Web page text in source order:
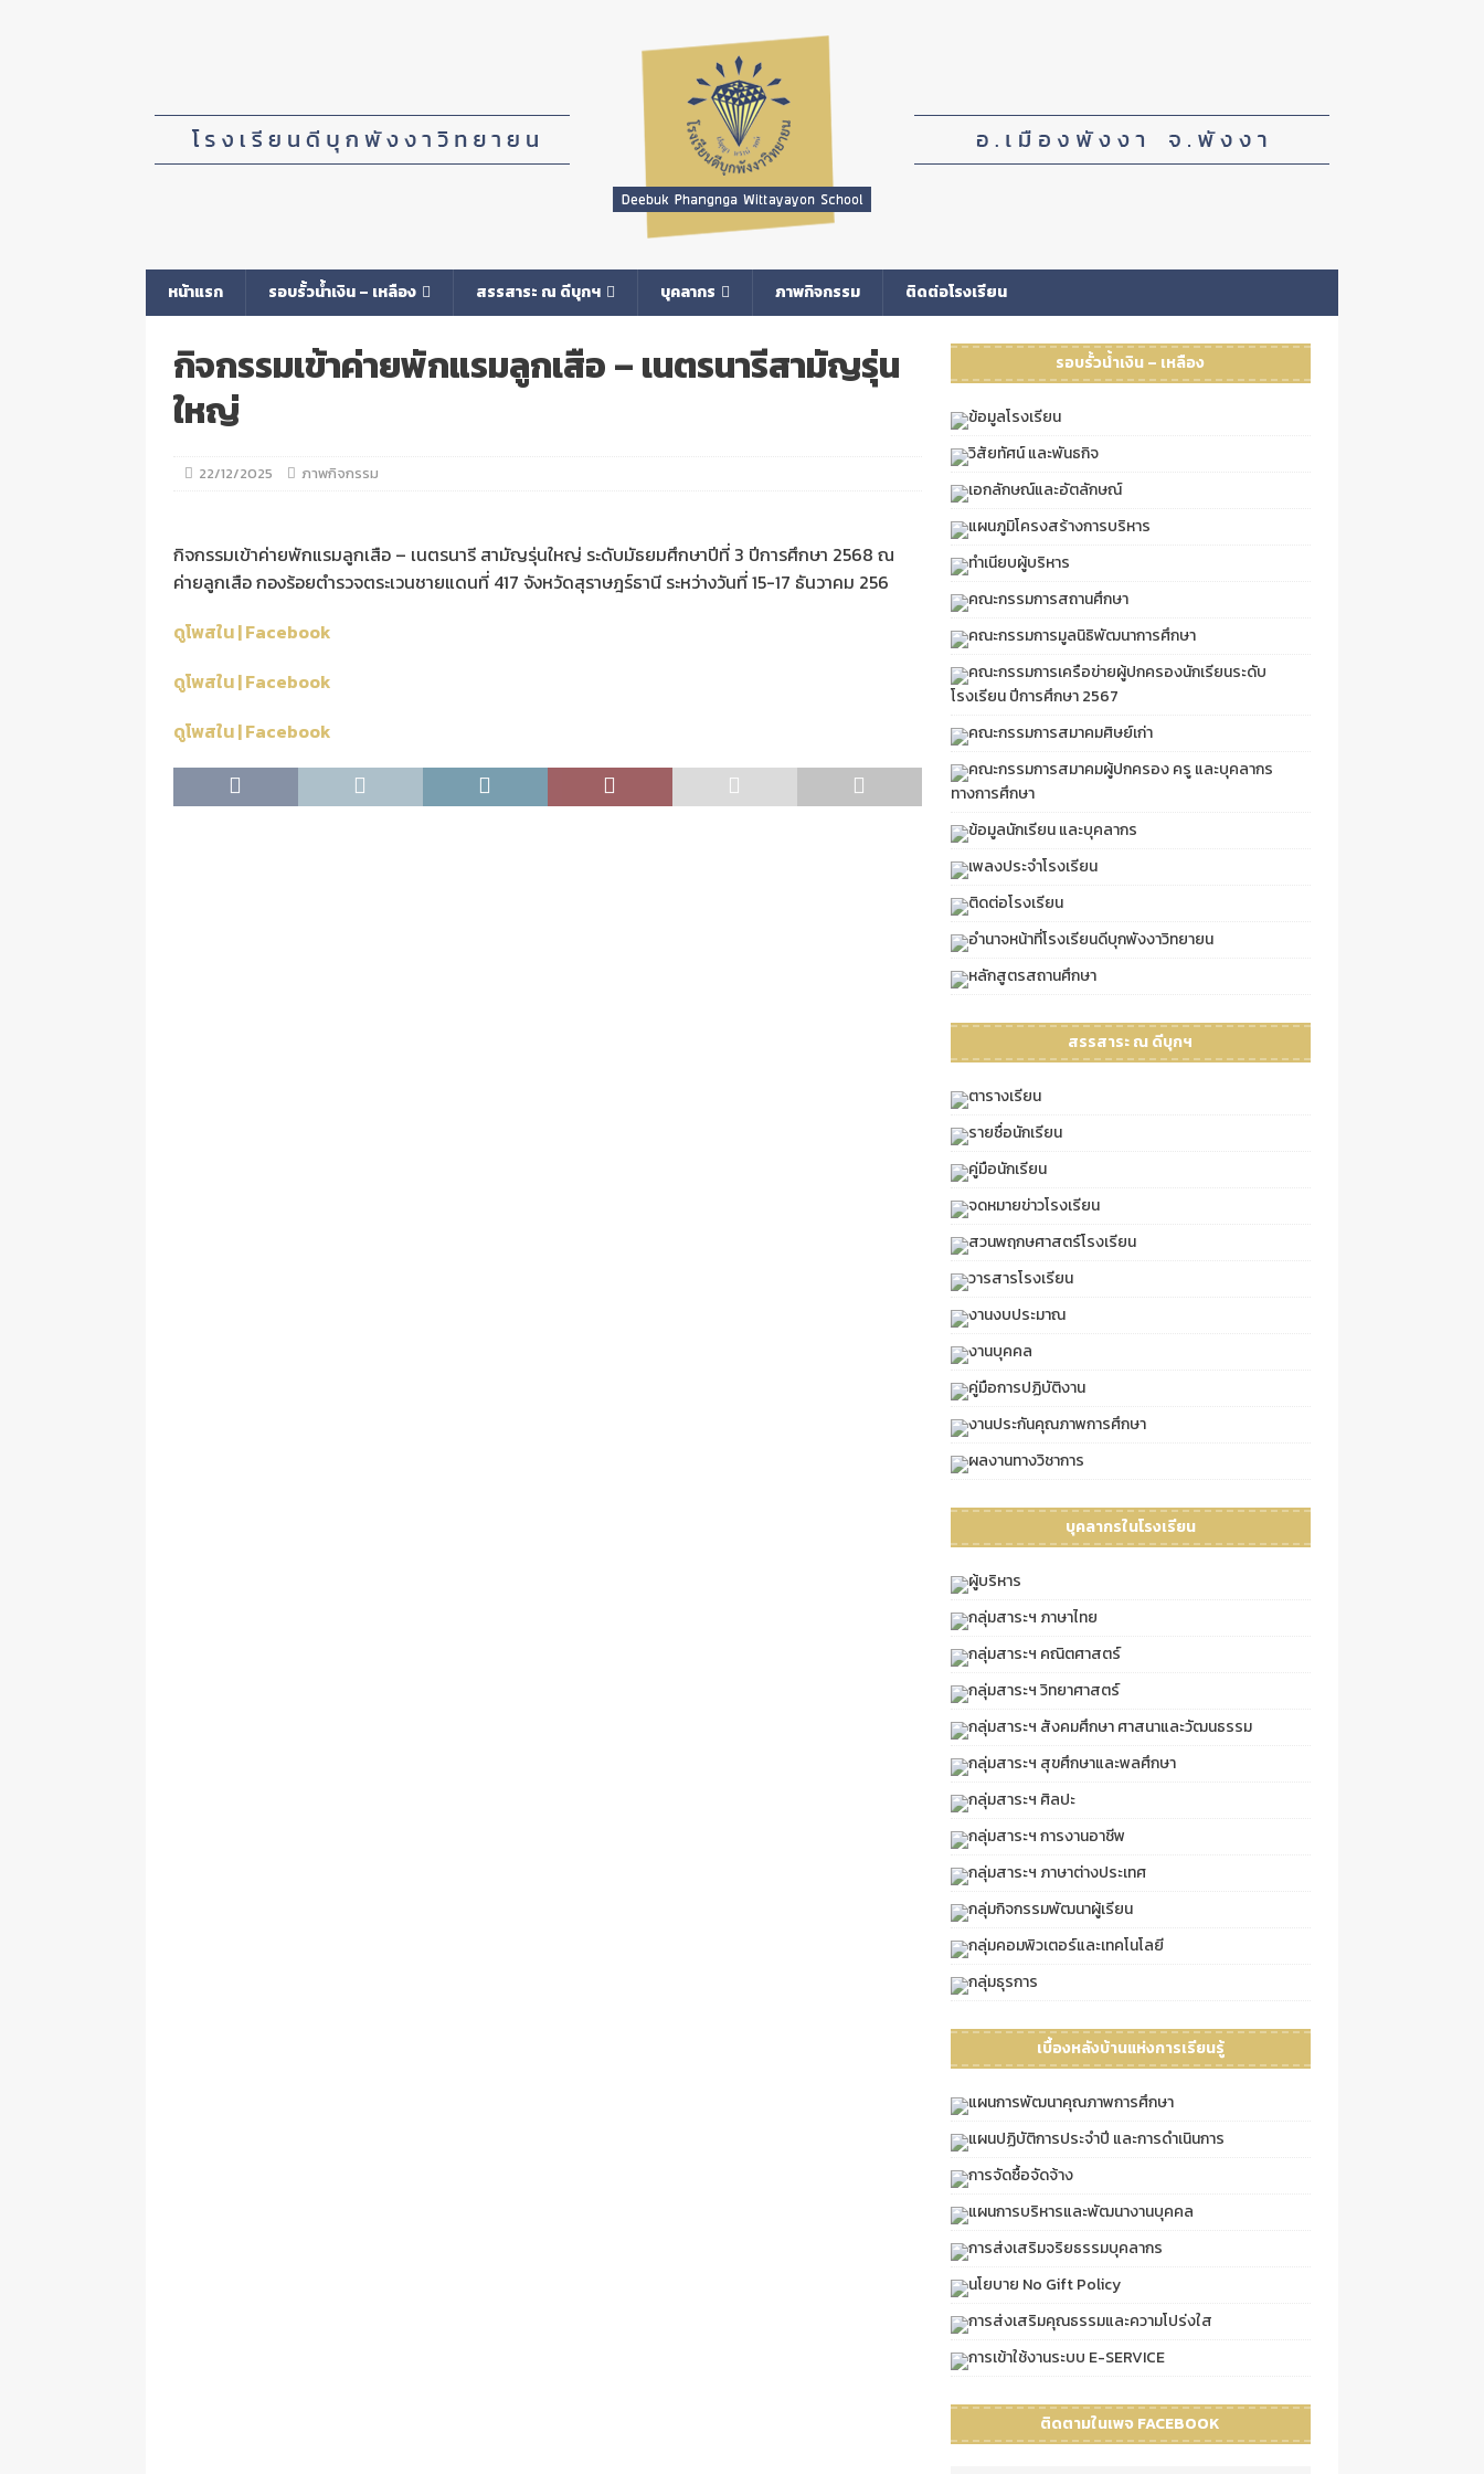
หน้าแรก รอบรั้วน้ำเงิน – เหลือง สรรสาระ ณ ดีบุกฯ บุคลากร ภาพกิจกรรม ติดต่อโรงเรียน
กิจกรรมเข้าค่ายพักแรมลูกเสือ – เนตรนารีสามัญรุ่น
ใหญ่
22/12/2025 ภาพกิจกรรม
กิจกรรมเข้าค่ายพักแรมลูกเสือ – เนตรนารี สามัญรุ่นใหญ่ ระดับมัธยมศึกษาปีที่ 3 ปีการศึกษา 2568 ณ
ค่ายลูกเสือ กองร้อยตำรวจตระเวนชายแดนที่ 417 จังหวัดสุราษฎร์ธานี ระหว่างวันที่ 15-17 ธันวาคม 256
ดูโพสใน | Facebook
ดูโพสใน | Facebook
ดูโพสใน | Facebook
รอบรั้วน้ำเงิน – เหลือง
ข้อมูลโรงเรียน
วิสัยทัศน์ และพันธกิจ
เอกลักษณ์และอัตลักษณ์
แผนภูมิโครงสร้างการบริหาร
ทำเนียบผู้บริหาร
คณะกรรมการสถานศึกษา
คณะกรรมการมูลนิธิพัฒนาการศึกษา
คณะกรรมการเครือข่ายผู้ปกครองนักเรียนระดับ
โรงเรียน ปีการศึกษา 2567
คณะกรรมการสมาคมศิษย์เก่า
คณะกรรมการสมาคมผู้ปกครอง ครู และบุคลากร
ทางการศึกษา
ข้อมูลนักเรียน และบุคลากร
เพลงประจำโรงเรียน
ติดต่อโรงเรียน
อำนาจหน้าที่โรงเรียนดีบุกพังงาวิทยายน
หลักสูตรสถานศึกษา
สรรสาระ ณ ดีบุกฯ
ตารางเรียน
รายชื่อนักเรียน
คู่มือนักเรียน
จดหมายข่าวโรงเรียน
สวนพฤกษศาสตร์โรงเรียน
วารสารโรงเรียน
งานงบประมาณ
งานบุคคล
คู่มือการปฏิบัติงาน
งานประกันคุณภาพการศึกษา
ผลงานทางวิชาการ
บุคลากรในโรงเรียน
ผู้บริหาร
กลุ่มสาระฯ ภาษาไทย
กลุ่มสาระฯ คณิตศาสตร์
กลุ่มสาระฯ วิทยาศาสตร์
กลุ่มสาระฯ สังคมศึกษา ศาสนาและวัฒนธรรม
กลุ่มสาระฯ สุขศึกษาและพลศึกษา
กลุ่มสาระฯ ศิลปะ
กลุ่มสาระฯ การงานอาชีพ
กลุ่มสาระฯ ภาษาต่างประเทศ
กลุ่มกิจกรรมพัฒนาผู้เรียน
กลุ่มคอมพิวเตอร์และเทคโนโลยี
กลุ่มธุรการ
เบื้องหลังบ้านแห่งการเรียนรู้
แผนการพัฒนาคุณภาพการศึกษา
แผนปฏิบัติการประจำปี และการดำเนินการ
การจัดซื้อจัดจ้าง
แผนการบริหารและพัฒนางานบุคคล
การส่งเสริมจริยธรรมบุคลากร
นโยบาย No Gift Policy
การส่งเสริมคุณธรรมและความโปร่งใส
การเข้าใช้งานระบบ E-SERVICE
ติดตามในเพจ FACEBOOK